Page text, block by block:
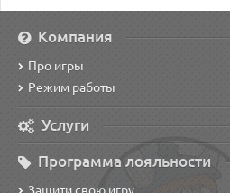
Компания
Про игры
Режим работы
Услуги
Программа лояльности
Защити свою игру